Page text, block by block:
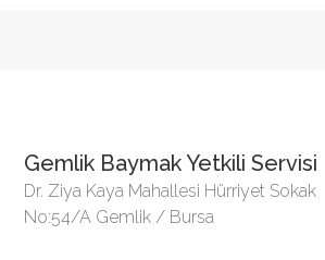
Gemlik Baymak Yetkili Servisi
Dr. Ziya Kaya Mahallesi Hürriyet Sokak
No:54/A Gemlik / Bursa